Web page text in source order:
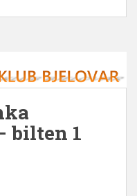
bilten 1